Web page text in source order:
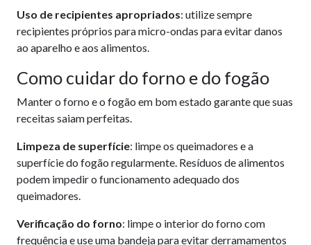
Uso de recipientes apropriados: utilize sempre
recipientes próprios para micro-ondas para evitar danos
ao aparelho e aos alimentos.
Como cuidar do forno e do fogão
Manter o forno e o fogão em bom estado garante que suas
receitas saiam perfeitas.
Limpeza de superfície: limpe os queimadores e a
superfície do fogão regularmente. Resíduos de alimentos
podem impedir o funcionamento adequado dos
queimadores.
Verificação do forno: limpe o interior do forno com
frequência e use uma bandeja para evitar derramamentos